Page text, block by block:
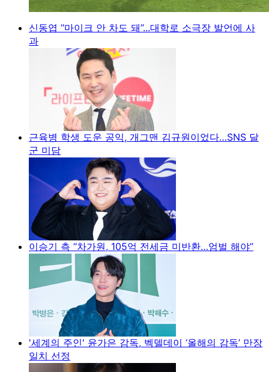
신동엽 “마이크 안 차도 돼”...대학로 소극장 발언에 사
과
근육병 학생 도운 공익, 개그맨 김규원이었다…SNS 달
군 미담
이승기 측 “차가원, 105억 전세금 미반환…엄벌 해야”
'세계의 주인' 윤가은 감독, 벡델데이 ‘올해의 감독’ 만장
일치 선정